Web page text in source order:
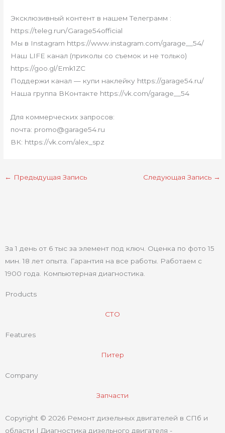
Эксклюзивный контент в нашем Телеграмм :
https://teleg.run/Garage54official
Мы в Instagram https://www.instagram.com/garage__54/
Наш LIFE канал (приколы со съемок и не только)
https://goo.gl/Emk1ZC
Поддержи канал — купи наклейку https://garage54.ru/
Наша группа ВКонтакте https://vk.com/garage__54
Для коммерческих запросов:
почта: promo@garage54.ru
ВК: https://vk.com/alex_spz
← Предыдущая Запись Следующая Запись →
За 1 день от 6 тыс за элемент под ключ. Оценка по фото 15
мин. 18 лет опыта. Гарантия на все работы. Работаем с
1900 года. Компьютерная диагностика.
Products
СТО
Features
Питер
Company
Запчасти
Copyright © 2026 Ремонт дизельных двигателей в СПб и
области | Диагностика дизельного двигателя -